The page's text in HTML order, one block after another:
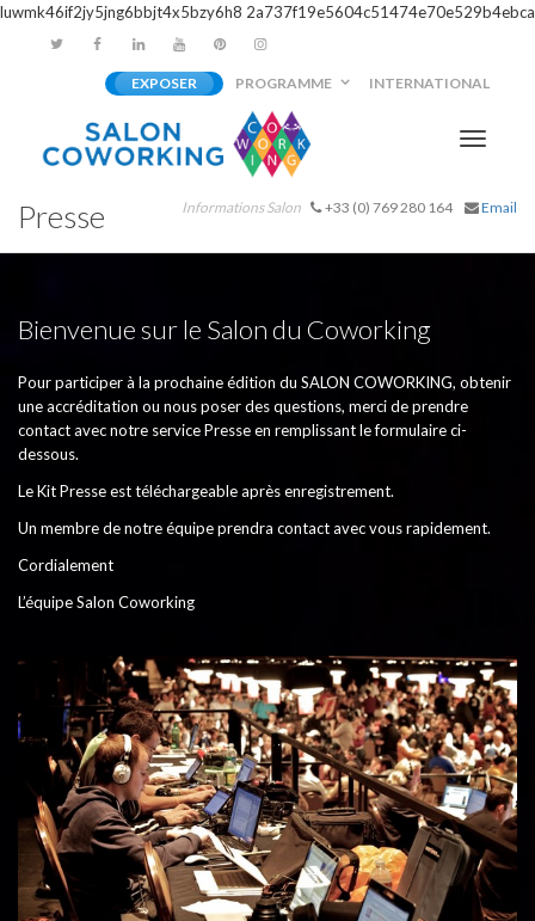
luwmk46if2jy5jng6bbjt4x5bzy6h8 2a737f19e5604c51474e70e529b4ebca
EXPOSER PROGRAMME INTERNATIONAL
Presse Informations Salon +33 (0) 769 280 164 Email
Bienvenue sur le Salon du Coworking
Pour participer à la prochaine édition du SALON COWORKING, obtenir
une accréditation ou nous poser des questions, merci de prendre
contact avec notre service Presse en remplissant le formulaire ci-
dessous.
Le Kit Presse est téléchargeable après enregistrement.
Un membre de notre équipe prendra contact avec vous rapidement.
Cordialement
L’équipe Salon Coworking